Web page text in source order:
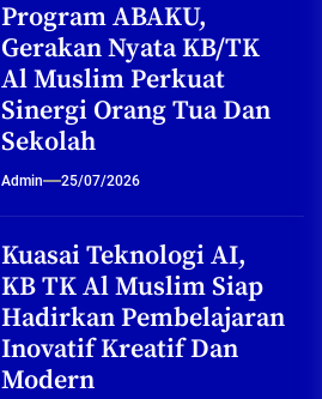
Program ABAKU,
Gerakan Nyata KB/TK
Al Muslim Perkuat
Sinergi Orang Tua Dan
Sekolah
Admin 25/07/2026
Kuasai Teknologi AI,
KB TK Al Muslim Siap
Hadirkan Pembelajaran
Inovatif Kreatif Dan
Modern